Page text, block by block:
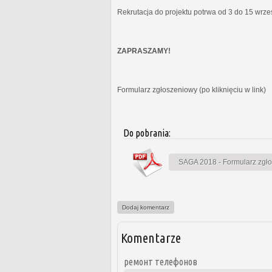
Rekrutacja do projektu potrwa od 3 do 15
ZAPRASZAMY!
Formularz zgłoszeniowy (po kliknięciu w link)
Do pobrania:
SAGA 2018 - Formularz
Dodaj komentarz
Komentarze
ремонт телефонов